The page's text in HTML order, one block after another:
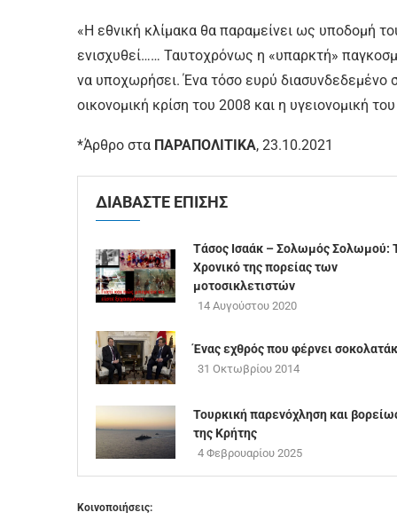
«Η εθνική κλίμακα θα παραμείνει ως υποδομή
ενισχυθεί…… Ταυτοχρόνως η «υπαρκτή»
να υποχωρήσει. Ένα τόσο ευρύ διασυνδεδεμένο
οικονομική κρίση του 2008 και η υγειονομική
*Άρθρο στα ΠΑΡΑΠΟΛΙΤΙΚΑ, 23.10.2021
ΔΙΑΒΑΣΤΕ ΕΠΙΣΗΣ
Τάσος Ισαάκ – Σολωμός Σολωμού:
Χρονικό της πορείας των
μοτοσικλετιστών
14 Αυγούστου 2020
Ένας εχθρός που φέρνει
31 Οκτωβρίου 2014
Τουρκική παρενόχληση και
της Κρήτης
4 Φεβρουαρίου 2025
Κοινοποιήσεις: